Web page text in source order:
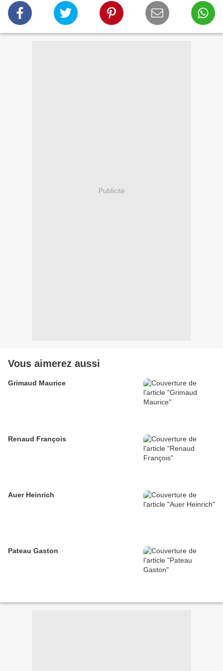
Publicité
Vous aimerez aussi
Grimaud Maurice
Renaud François
Auer Heinrich
Pateau Gaston